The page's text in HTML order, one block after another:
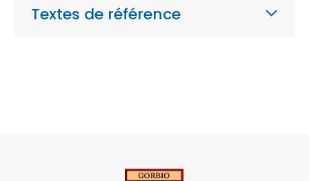
Textes de référence